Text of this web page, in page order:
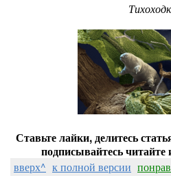
Ставьте лайки, делитесь
подписывайтесь
вверх^ к полной версии